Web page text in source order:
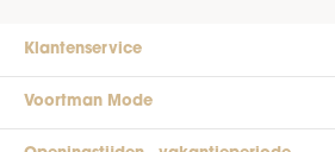
Klantenservice
Voortman Mode